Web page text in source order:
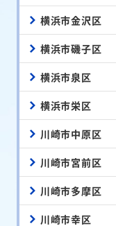
横浜市金沢区
横浜市磯子区
横浜市泉区
横浜市栄区
川崎市中原区
川崎市宮前区
川崎市多摩区
川崎市幸区